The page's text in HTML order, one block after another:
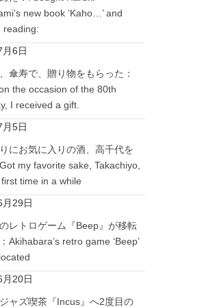
new book ‘Kaho…’ and
reading:
6日
傘寿で、贈り物をもらった：
the occasion of the 80th
I received a gift.
5日
にお気に入りの酒、高千代を
my favorite sake, Takachiyo,
time in a while
29日
レトロゲーム『Beep』が移転
Akihabara’s retro game ‘Beep’
20日
ャズ喫茶『Incus』へ2度目の